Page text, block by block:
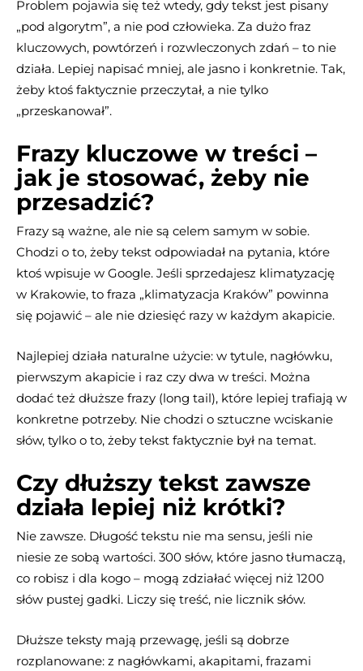
Problem pojawia się też wtedy, gdy tekst jest pisany
„pod algorytm”, a nie pod człowieka. Za dużo fraz
kluczowych, powtórzeń i rozwleczonych zdań – to nie
działa. Lepiej napisać mniej, ale jasno i konkretnie. Tak,
żeby ktoś faktycznie przeczytał, a nie tylko
„przeskanował”.
Frazy kluczowe w treści –
jak je stosować, żeby nie
przesadzić?
Frazy są ważne, ale nie są celem samym w sobie.
Chodzi o to, żeby tekst odpowiadał na pytania, które
ktoś wpisuje w Google. Jeśli sprzedajesz klimatyzację
w Krakowie, to fraza „klimatyzacja Kraków” powinna
się pojawić – ale nie dziesięć razy w każdym akapicie.
Najlepiej działa naturalne użycie: w tytule, nagłówku,
pierwszym akapicie i raz czy dwa w treści. Można
dodać też dłuższe frazy (long tail), które lepiej trafiają w
konkretne potrzeby. Nie chodzi o sztuczne wciskanie
słów, tylko o to, żeby tekst faktycznie był na temat.
Czy dłuższy tekst zawsze
działa lepiej niż krótki?
Nie zawsze. Długość tekstu nie ma sensu, jeśli nie
niesie ze sobą wartości. 300 słów, które jasno tłumaczą,
co robisz i dla kogo – mogą zdziałać więcej niż 1200
słów pustej gadki. Liczy się treść, nie licznik słów.
Dłuższe teksty mają przewagę, jeśli są dobrze
rozplanowane: z nagłówkami, akapitami, frazami